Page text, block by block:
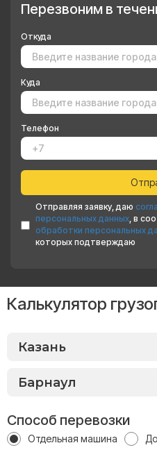
Перезвоним в
Откуда
Куда
Телефон
Отправляя заявку, даю
персональных данных, в
обработки персональных
которых подтверждаю
Калькулятор
Способ перевозки
Отдельная машина